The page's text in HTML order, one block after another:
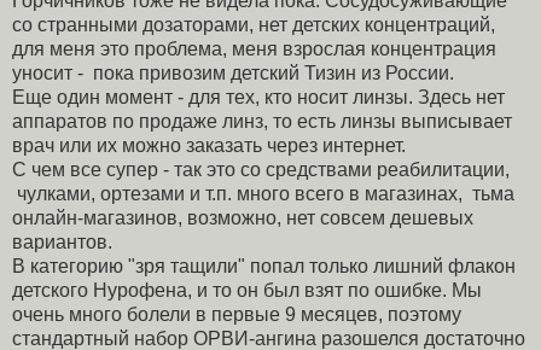
со странными дозаторами, нет детских концентраций,
для меня это проблема, меня взрослая концентрация
уносит - пока привозим детский Тизин из России.
Еще один момент - для тех, кто носит линзы. Здесь нет
аппаратов по продаже линз, то есть линзы выписывает
врач или их можно заказать через интернет.
С чем все супер - так это со средствами реабилитации,
чулками, ортезами и т.п. много всего в магазинах, тьма
онлайн-магазинов, возможно, нет совсем дешевых
вариантов.
В категорию "зря тащили" попал только лишний флакон
детского Нурофена, и то он был взят по ошибке. Мы
очень много болели в первые 9 месяцев, поэтому
стандартный набор ОРВИ-ангина разошелся достаточно